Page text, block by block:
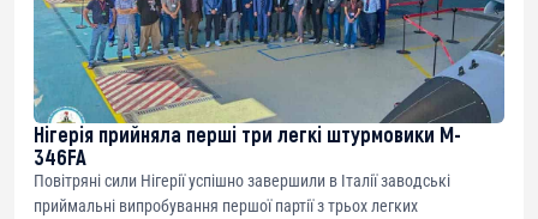
Нігерія прийняла перші три легкі штурмовики M-
346FA
Повітряні сили Нігерії успішно завершили в Італії заводські
приймальні випробування першої партії з трьох легких